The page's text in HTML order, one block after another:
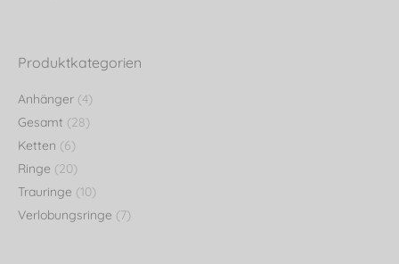
Produktkategorien
Anhänger (4)
Gesamt (28)
Ketten (6)
Ringe (20)
Trauringe (10)
Verlobungsringe (7)